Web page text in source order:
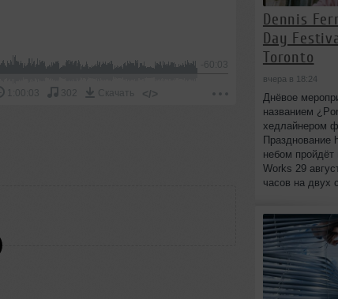
-60:03
1:00:03 302 Скачать </>
Dennis
Day
Toronto
вчера в 18:24
Днёвое
названием
хедлайнером
Празднование
небом
Works 29
часов на двух